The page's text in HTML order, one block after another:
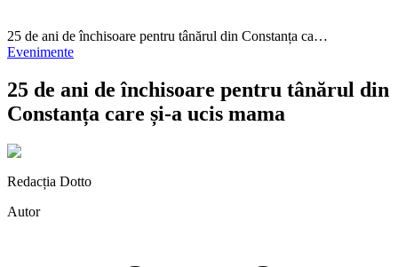
25 de ani de închisoare pentru tânărul din Constanța ca…
Evenimente
25 de ani de închisoare pentru tânărul din
Constanța care și-a ucis mama
Redacția Dotto
Autor